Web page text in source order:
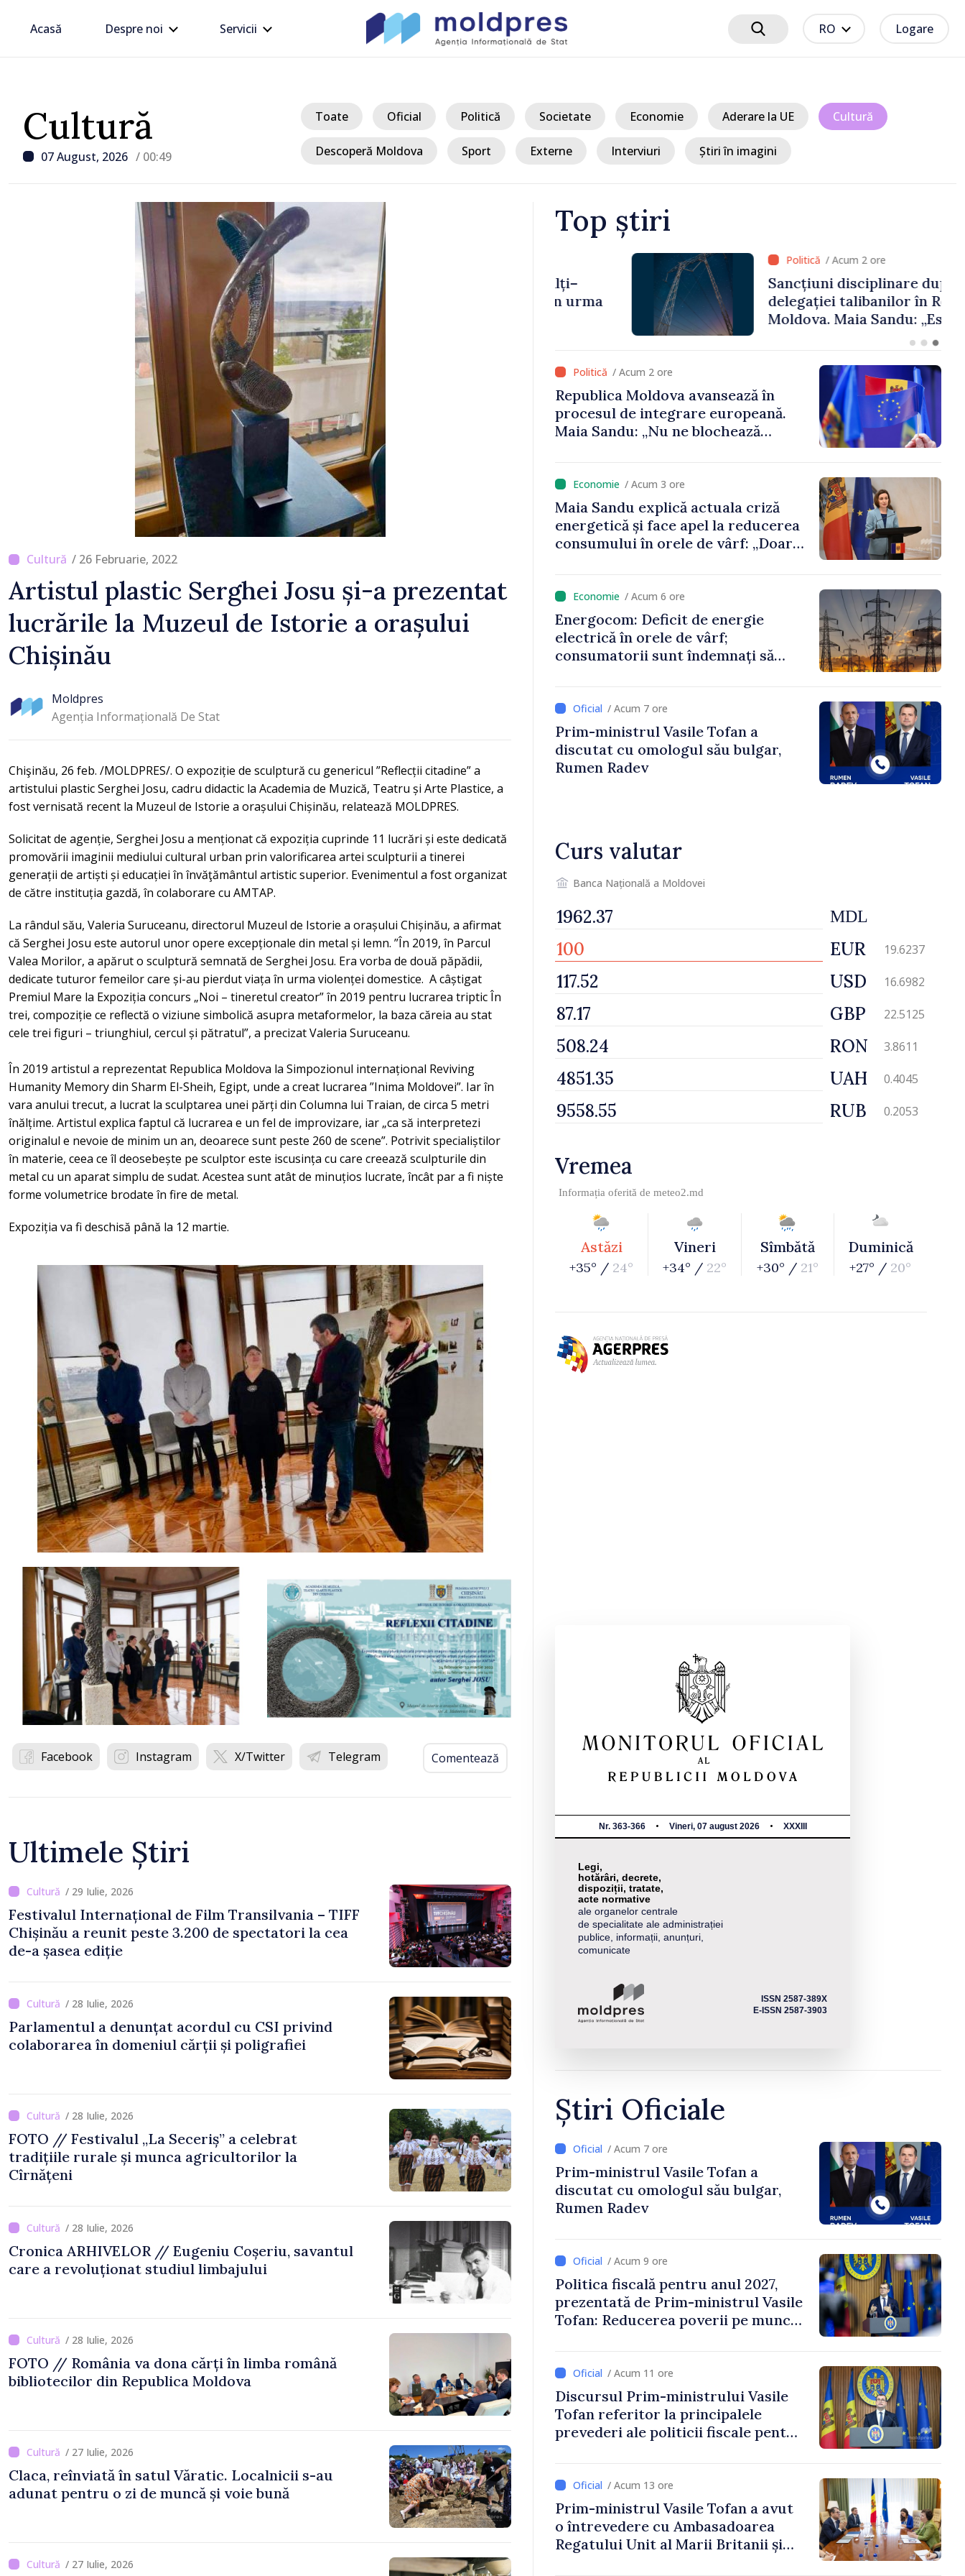
Acasă Despre noi Servicii RO Logare
Cultură
07 August, 2026 / 00:49
Toate Oficial Politică Societate Economie Aderare la UE Cultură
Descoperă Moldova Sport Externe Interviuri Știri în imagini
/ 26 Februarie, 2022
Artistul plastic Serghei Josu și-a prezentat
lucrările la Muzeul de Istorie a orașului
Chișinău
Moldpres
Agenția Informațională De Stat
Chişinău, 26 feb. /MOLDPRES/. O expoziție de sculptură cu genericul ”Reflecții citadine” a
artistului plastic Serghei Josu, cadru didactic la Academia de Muzică, Teatru și Arte Plastice, a
fost vernisată recent la Muzeul de Istorie a orașului Chișinău, relatează MOLDPRES.
Solicitat de agenție, Serghei Josu a menționat că expoziția cuprinde 11 lucrări și este dedicată
promovării imaginii mediului cultural urban prin valorificarea artei sculpturii a tinerei
generații de artiști și educației în învăţământul artistic superior. Evenimentul a fost organizat
de către instituția gazdă, în colaborare cu AMTAP.
La rândul său, Valeria Suruceanu, directorul Muzeul de Istorie a orașului Chișinău, a afirmat
că Serghei Josu este autorul unor opere excepționale din metal și lemn. ”În 2019, în Parcul
Valea Morilor, a apărut o sculptură semnată de Serghei Josu. Era vorba de două păpădii,
dedicate tuturor femeilor care și-au pierdut viața în urma violenței domestice. A câștigat
Premiul Mare la Expoziția concurs „Noi – tineretul creator” în 2019 pentru lucrarea triptic În
trei, compoziție ce reflectă o viziune simbolică asupra metaformelor, la baza căreia au stat
cele trei figuri – triunghiul, cercul și pătratul”, a precizat Valeria Suruceanu.
În 2019 artistul a reprezentat Republica Moldova la Simpozionul internațional Reviving
Humanity Memory din Sharm El-Sheih, Egipt, unde a creat lucrarea ”Inima Moldovei”. Iar în
vara anului trecut, a lucrat la sculptarea unei părți din Columna lui Traian, de circa 5 metri
înălțime. Artistul explica faptul că lucrarea e un fel de improvizare, iar „ca să interpretezi
originalul e nevoie de minim un an, deoarece sunt peste 260 de scene”. Potrivit specialiștilor
în materie, ceea ce îl deosebește pe sculptor este iscusința cu care creează sculpturile din
metal cu un aparat simplu de sudat. Acestea sunt atât de minuțios lucrate, încât par a fi niște
forme volumetrice brodate în fire de metal.
Expoziția va fi deschisă până la 12 martie.
Facebook Instagram X/Twitter Telegram Comentează
Ultimele Știri
/ 29 Iulie, 2026
Festivalul Internațional de Film Transilvania – TIFF
Chișinău a reunit peste 3.200 de spectatori la cea
de-a șasea ediție
/ 28 Iulie, 2026
Parlamentul a denunțat acordul cu CSI privind
colaborarea în domeniul cărții și poligrafiei
/ 28 Iulie, 2026
FOTO // Festivalul „La Seceriș” a celebrat
tradițiile rurale și munca agricultorilor la
Cîrnățeni
/ 28 Iulie, 2026
Cronica ARHIVELOR // Eugeniu Coșeriu, savantul
care a revoluționat studiul limbajului
/ 28 Iulie, 2026
FOTO // România va dona cărți în limba română
bibliotecilor din Republica Moldova
/ 27 Iulie, 2026
Claca, reînviată în satul Văratic. Localnicii s-au
adunat pentru o zi de muncă și voie bună
/ 27 Iulie, 2026
Top știri
/ Acum 1 oră
Linia electrică de 330 kV Bălți–
Dnestrovsk, grav avariată în urma
calamităților naturale
/ Acum 2 ore
Sancțiuni disciplinare după vizita
delegației talibanilor în Republica
Moldova. Maia Sandu: „Este rușinos
că oameni cu funcții înalte nu
/ Acum 2 ore
Republica Moldova avansează în
procesul de integrare europeană.
Maia Sandu: „Nu ne blochează
/ Acum 3 ore
Maia Sandu explică actuala criză
energetică și face apel la reducerea
consumului în orele de vârf: „Doar
/ Acum 6 ore
Energocom: Deficit de energie
electrică în orele de vârf;
consumatorii sunt îndemnați să
/ Acum 7 ore
Prim-ministrul Vasile Tofan a
discutat cu omologul său bulgar,
Rumen Radev
Curs valutar
Banca Națională a Moldovei
MDL
EUR 19.6237
USD 16.6982
GBP 22.5125
RON 3.8611
UAH 0.4045
RUB 0.2053
Vremea
Informația oferită de meteo2.md
Astăzi
+35° / 24°
Vineri
+34° / 22°
Sîmbătă
+30° / 21°
Duminică
+27° / 20°
Nr. 363-366 Vineri, 07 august 2026 XXXIII
Legi,
hotărâri, decrete,
dispoziții, tratate,
acte normative
ale organelor centrale
de specialitate ale administrației
publice, informații, anunțuri,
comunicate
ISSN 2587-389X
E-ISSN 2587-3903
Știri Oficiale
/ Acum 7 ore
Prim-ministrul Vasile Tofan a
discutat cu omologul său bulgar,
Rumen Radev
/ Acum 9 ore
Politica fiscală pentru anul 2027,
prezentată de Prim-ministrul Vasile
Tofan: Reducerea poverii pe muncă,
/ Acum 11 ore
Discursul Prim-ministrului Vasile
Tofan referitor la principalele
prevederi ale politicii fiscale pentru
/ Acum 13 ore
Prim-ministrul Vasile Tofan a avut
o întrevedere cu Ambasadoarea
Regatului Unit al Marii Britanii și